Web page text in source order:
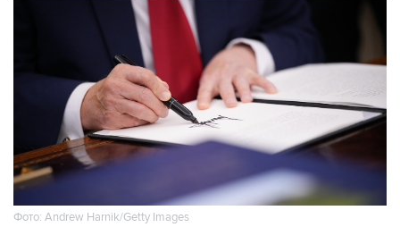
Фото: Andrew Harnik/Getty Images
Москва. 7 августа. INTERFAX.RU - Президент